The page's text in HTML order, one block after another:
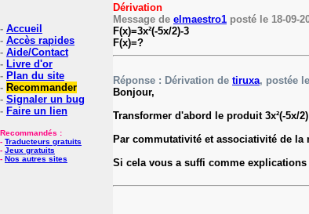
- Accueil
- Accès rapides
- Aide/Contact
- Livre d'or
- Plan du site
- Recommander
- Signaler un bug
- Faire un lien
Recommandés :
- Traducteurs gratuits
- Jeux gratuits
- Nos autres sites
Dérivation
Message de elmaestro1 posté le 18-09-
F(x)=3x²(-5x/2)-3
F(x)=?
Réponse : Dérivation de tiruxa, postée
Bonjour,
Transformer d'abord le produit 3x²(-5x/
Par commutativité et associativité de
Si cela vous a suffi comme